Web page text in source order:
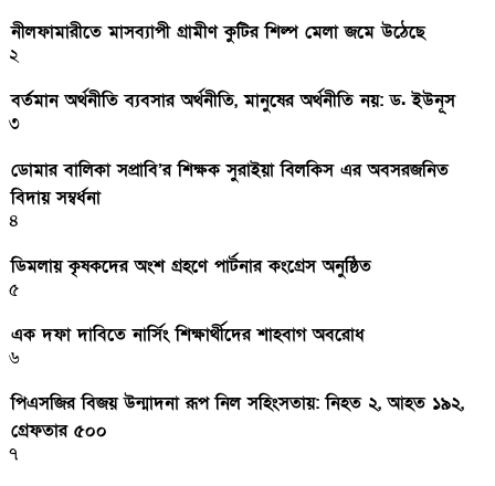
নীলফামারীতে মাসব্যাপী গ্রামীণ কুটির শিল্প মেলা জমে উঠেছে
২
বর্তমান অর্থনীতি ব্যবসার অর্থনীতি, মানুষের অর্থনীতি নয়: ড. ইউনূস
৩
ডোমার বালিকা সপ্রাবি’র শিক্ষক সুরাইয়া বিলকিস এর অবসরজনিত
বিদায় সম্বর্ধনা
৪
ডিমলায় কৃষকদের অংশ গ্রহণে পার্টনার কংগ্রেস অনুষ্ঠিত
৫
এক দফা দাবিতে নার্সিং শিক্ষার্থীদের শাহবাগ অবরোধ
৬
পিএসজির বিজয় উন্মাদনা রূপ নিল সহিংসতায়: নিহত ২, আহত ১৯২,
গ্রেফতার ৫০০
৭